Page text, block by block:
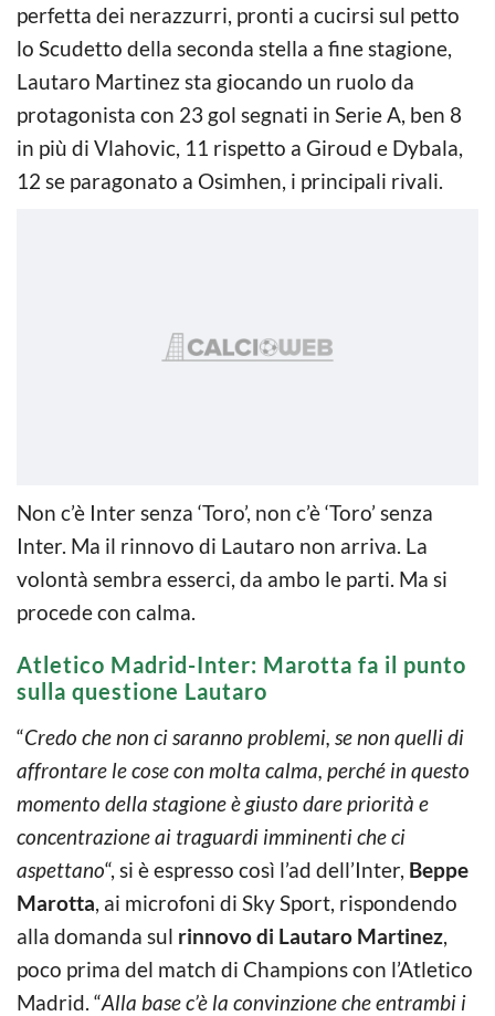
perfetta dei nerazzurri, pronti a cucirsi sul petto
lo Scudetto della seconda stella a fine stagione,
Lautaro Martinez sta giocando un ruolo da
protagonista con 23 gol segnati in Serie A, ben 8
in più di Vlahovic, 11 rispetto a Giroud e Dybala,
12 se paragonato a Osimhen, i principali rivali.
Non c’è Inter senza ‘Toro’, non c’è ‘Toro’ senza
Inter. Ma il rinnovo di Lautaro non arriva. La
volontà sembra esserci, da ambo le parti. Ma si
procede con calma.
Atletico Madrid-Inter: Marotta fa il punto
sulla questione Lautaro
“Credo che non ci saranno problemi, se non quelli di
affrontare le cose con molta calma, perché in questo
momento della stagione è giusto dare priorità e
concentrazione ai traguardi imminenti che ci
aspettano“, si è espresso così l’ad dell’Inter, Beppe
Marotta, ai microfoni di Sky Sport, rispondendo
alla domanda sul rinnovo di Lautaro Martinez,
poco prima del match di Champions con l’Atletico
Madrid. “Alla base c’è la convinzione che entrambi i